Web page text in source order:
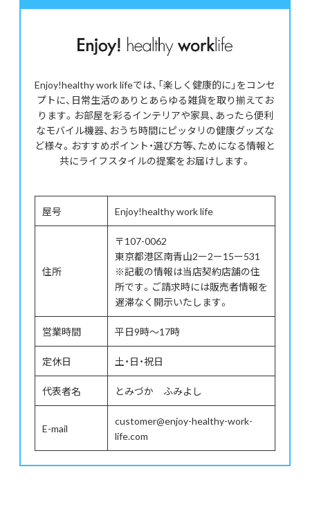
Enjoy!healthy work lifeでは、「楽しく健康的に」をコンセ
プトに、日常生活のありとあらゆる雑貨を取り揃えてお
ります。お部屋を彩るインテリアや家具、あったら便利
なモバイル機器、おうち時間にピッタリの健康グッズな
ど様々。おすすめポイント・選び方等、ためになる情報と
共にライフスタイルの提案をお届けします。
屋号 Enjoy!healthy work life
住所
〒107-0062
東京都港区南青山2ー2ー15ー531
※記載の情報は当店契約店舗の住
所です。ご請求時には販売者情報を
遅滞なく開示いたします。
営業時間 平日9時～17時
定休日 土・日・祝日
代表者名 とみづか ふみよし
E-mail
customer@enjoy-healthy-work-
life.com